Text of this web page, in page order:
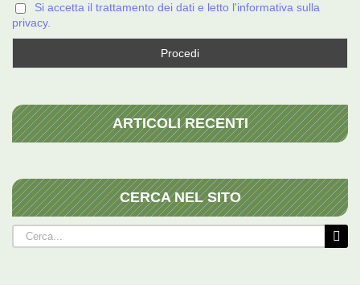
Si accetta il trattamento dei dati e letto l'informativa sulla
privacy.
ARTICOLI RECENTI
CERCA NEL SITO
Cerca
per: